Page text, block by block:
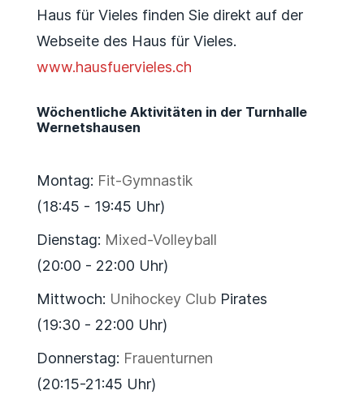
Haus für Vieles finden Sie direkt auf der
Webseite des Haus für Vieles.
www.hausfuervieles.ch
Wöchentliche Aktivitäten in der Turnhalle
Wernetshausen
Montag: Fit-Gymnastik
(18:45 - 19:45 Uhr)
Dienstag: Mixed-Volleyball
(20:00 - 22:00 Uhr)
Mittwoch: Unihockey ClubPirates
(19:30 - 22:00 Uhr)
Donnerstag: Frauenturnen
(20:15-21:45 Uhr)